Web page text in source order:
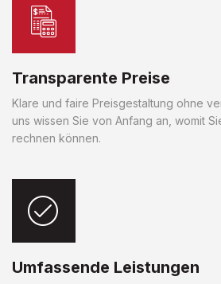
Transparente Preise
Klare und faire Preisgestaltung ohne
uns wissen Sie von Anfang an, womit
rechnen können.
Umfassende Leistungen